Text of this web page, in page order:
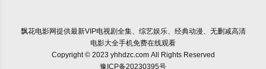
飘花电影网提供最新VIP电视剧全集、综艺娱乐、经典动漫、无删减高清
电影大全手机免费在线观看
Copyright © 2023 yhhdzc.com All Rights Reserved
豫ICP备20230395号